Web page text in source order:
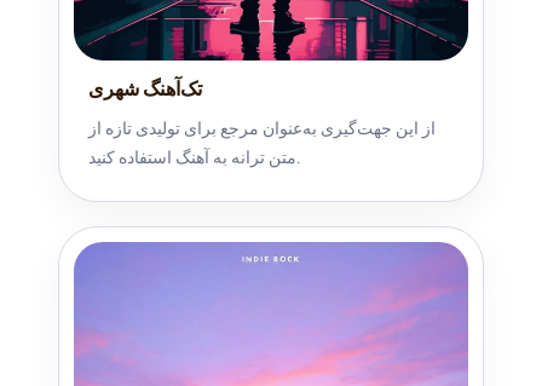
تک‌آهنگ شهری
از این جهت‌گیری به‌عنوان مرجع برای تولیدی تازه از
متن ترانه به آهنگ استفاده کنید.